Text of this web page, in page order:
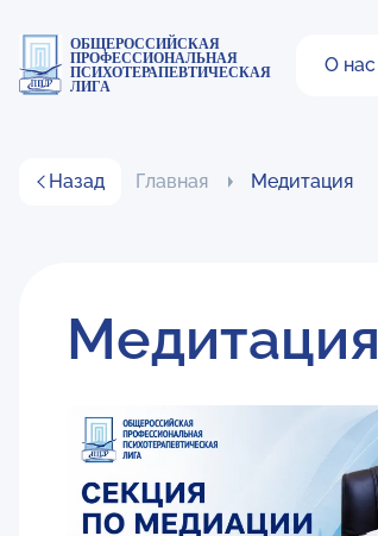
ОБЩЕРОССИЙСКАЯ
ПРОФЕССИОНАЛЬНАЯ
ПСИХОТЕРАПЕВТИЧЕСКАЯ
ЛИГА
О нас
Назад Главная Медитация
Медитация